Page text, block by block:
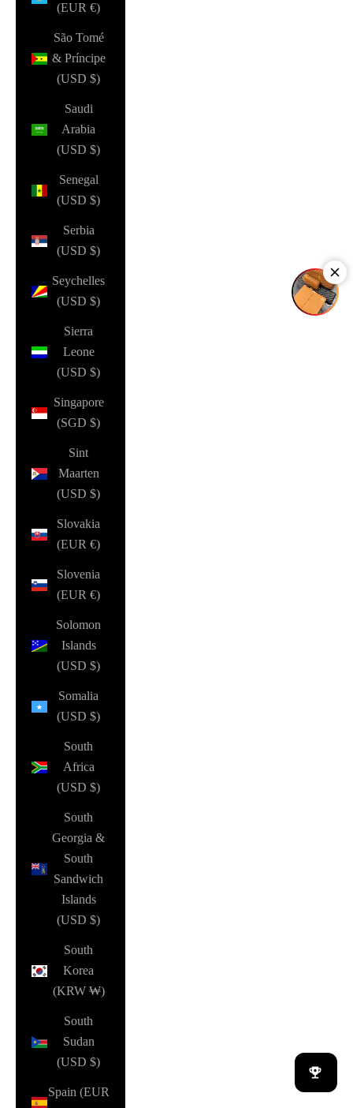
(EUR €)
São Tomé
& Príncipe
(USD $)
Saudi
Arabia
(USD $)
Senegal
(USD $)
Serbia
(USD $)
Seychelles
(USD $)
Sierra
Leone
(USD $)
Singapore
(SGD $)
Sint
Maarten
(USD $)
Slovakia
(EUR €)
Slovenia
(EUR €)
Solomon
Islands
(USD $)
Somalia
(USD $)
South
Africa
(USD $)
South
Georgia &
South
Sandwich
Islands
(USD $)
South
Korea
(KRW ₩)
South
Sudan
(USD $)
Spain (EUR